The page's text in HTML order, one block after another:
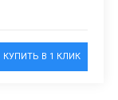
КУПИТЬ В 1 КЛИК